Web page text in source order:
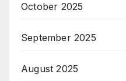
October 2025
September 2025
August 2025